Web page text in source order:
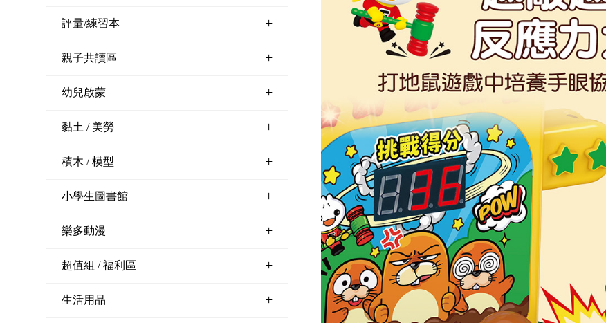
評量/練習本 +
親子共讀區 +
幼兒啟蒙 +
黏土 / 美勞 +
積木 / 模型 +
小學生圖書館 +
樂多動漫 +
超值組 / 福利區 +
生活用品 +